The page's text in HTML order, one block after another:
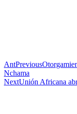
AntPrevious
Nchama
NextUnión Africana